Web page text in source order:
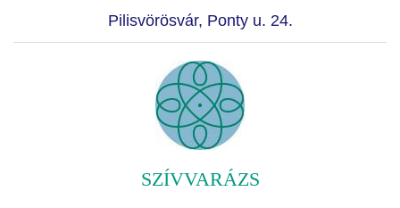
Pilisvörösvár, Ponty u. 24.
SZÍVVARÁZS